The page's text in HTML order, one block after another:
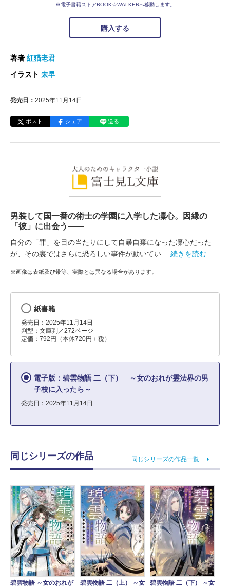
※電子書籍ストアBOOK☆WALKERへ移動します。
購入する
著者 紅猫老君
イラスト 未早
発売日： 2025年11月14日
ポスト シェア 送る
男装して国一番の術士の学園に入学した凜心。因縁の
「彼」に出会う――
自分の「罪」を目の当たりにして自暴自棄になった凜心だった
が、その裏ではさらに恐ろしい事件が動いてい
…続きを読む
※画像は表紙及び帯等、実際とは異なる場合があります。
紙書籍
発売日：2025年11月14日
判型：文庫判／272ページ
定価：792円（本体720円＋税）
電子版：碧雲物語 二（下） ～女のおれが霊法界の男
子校に入ったら～
発売日：2025年11月14日
同じシリーズの作品 同じシリーズの作品一覧
碧雲物語 ～女のおれが
碧雲物語 二（上） ～女
碧雲物語 二（下） ～女